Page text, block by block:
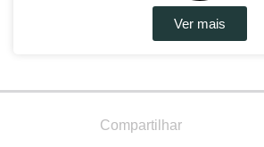
Ver mais
Compartilhar